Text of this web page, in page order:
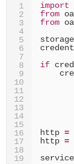
1
2
3
4
5
6
7
8
9
10
11
12
13
14
15
16
17
18
19
import
from
from
storage
if
http =
http =
service